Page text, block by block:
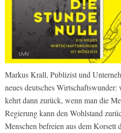
Markus Krall, Publizist und
neues deutsches
kehrt dann zurück, wenn man die
Regierung kann den Wohlstand
Menschen befreien aus dem Korsett